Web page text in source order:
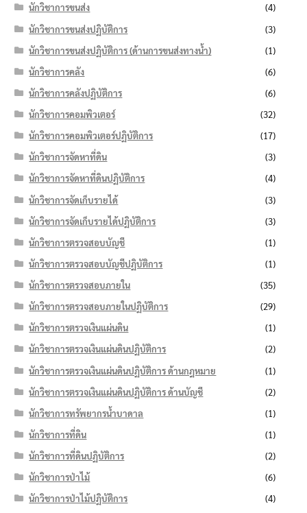
นักวิชาการขนส่ง
(4)
นักวิชาการขนส่งปฏิบัติการ
(3)
นักวิชาการขนส่งปฏิบัติการ (ด้านการขนส่งทางน้ำ)
(1)
นักวิชาการคลัง
(6)
นักวิชาการคลังปฏิบัติการ
(6)
นักวิชาการคอมพิวเตอร์
(32)
นักวิชาการคอมพิวเตอร์ปฏิบัติการ
(17)
นักวิชาการจัดหาที่ดิน
(3)
นักวิชาการจัดหาที่ดินปฏิบัติการ
(4)
นักวิชาการจัดเก็บรายได้
(3)
นักวิชาการจัดเก็บรายได้ปฏิบัติการ
(3)
นักวิชาการตรวจสอบบัญชี
(1)
นักวิชาการตรวจสอบบัญชีปฏิบัติการ
(1)
นักวิชาการตรวจสอบภายใน
(35)
นักวิชาการตรวจสอบภายในปฏิบัติการ
(29)
นักวิชาการตรวจเงินแผ่นดิน
(1)
นักวิชาการตรวจเงินแผ่นดินปฏิบัติการ
(2)
นักวิชาการตรวจเงินแผ่นดินปฏิบัติการ ด้านกฎหมาย
(1)
นักวิชาการตรวจเงินแผ่นดินปฏิบัติการ ด้านบัญชี
(2)
นักวิชาการทรัพยากรน้ำบาดาล
(1)
นักวิชาการที่ดิน
(1)
นักวิชาการที่ดินปฏิบัติการ
(2)
นักวิชาการป่าไม้
(6)
นักวิชาการป่าไม้ปฏิบัติการ
(4)